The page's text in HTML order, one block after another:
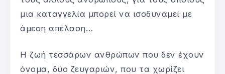
μια καταγγελία μπορεί να ισοδυναμεί με
άμεση απέλαση…
Η ζωή τεσσάρων ανθρώπων που δεν έχουν
όνομα, δύο ζευγαριών, που τα χωρίζει